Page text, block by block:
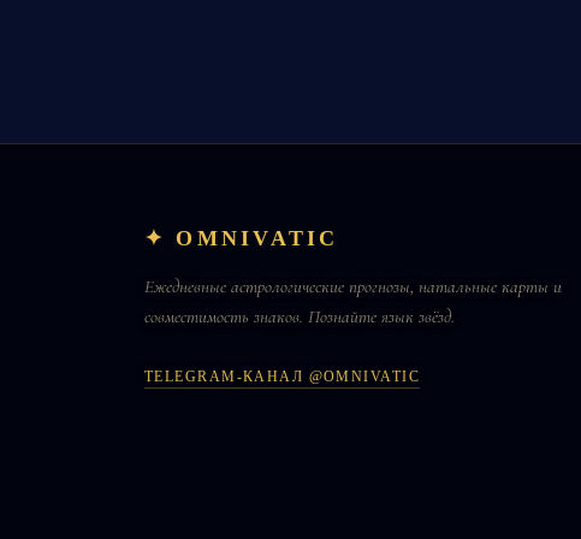
✦ OMNIVATIC
Ежедневные астрологические прогнозы, натальные карты и
совместимость знаков. Познайте язык звёзд.
TELEGRAM-КАНАЛ @OMNIVATIC